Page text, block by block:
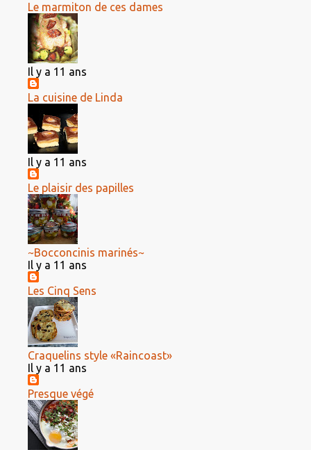
Le marmiton de ces dames
Il y a 11 ans
La cuisine de Linda
Il y a 11 ans
Le plaisir des papilles
~Bocconcinis marinés~
Il y a 11 ans
Les Cinq Sens
Craquelins style «Raincoast»
Il y a 11 ans
Presque végé